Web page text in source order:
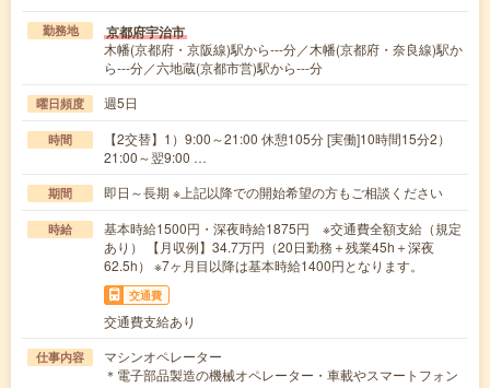
勤務地 京都府宇治市
木幡(京都府・京阪線)駅から---分／木幡(京都府・奈良線)駅か
ら---分／六地蔵(京都市営)駅から---分
曜日頻度 週5日
時間
【2交替】1）9:00～21:00 休憩105分 [実働]10時間15分2）
21:00～翌9:00 …
期間 即日～長期 ※上記以降での開始希望の方もご相談ください
時給
基本時給1500円・深夜時給1875円 ※交通費全額支給（規定
あり） 【月収例】34.7万円（20日勤務＋残業45h＋深夜
62.5h） ※7ヶ月目以降は基本時給1400円となります。
交通費
交通費支給あり
仕事内容
マシンオペレーター
＊電子部品製造の機械オペレーター・車載やスマートフォン